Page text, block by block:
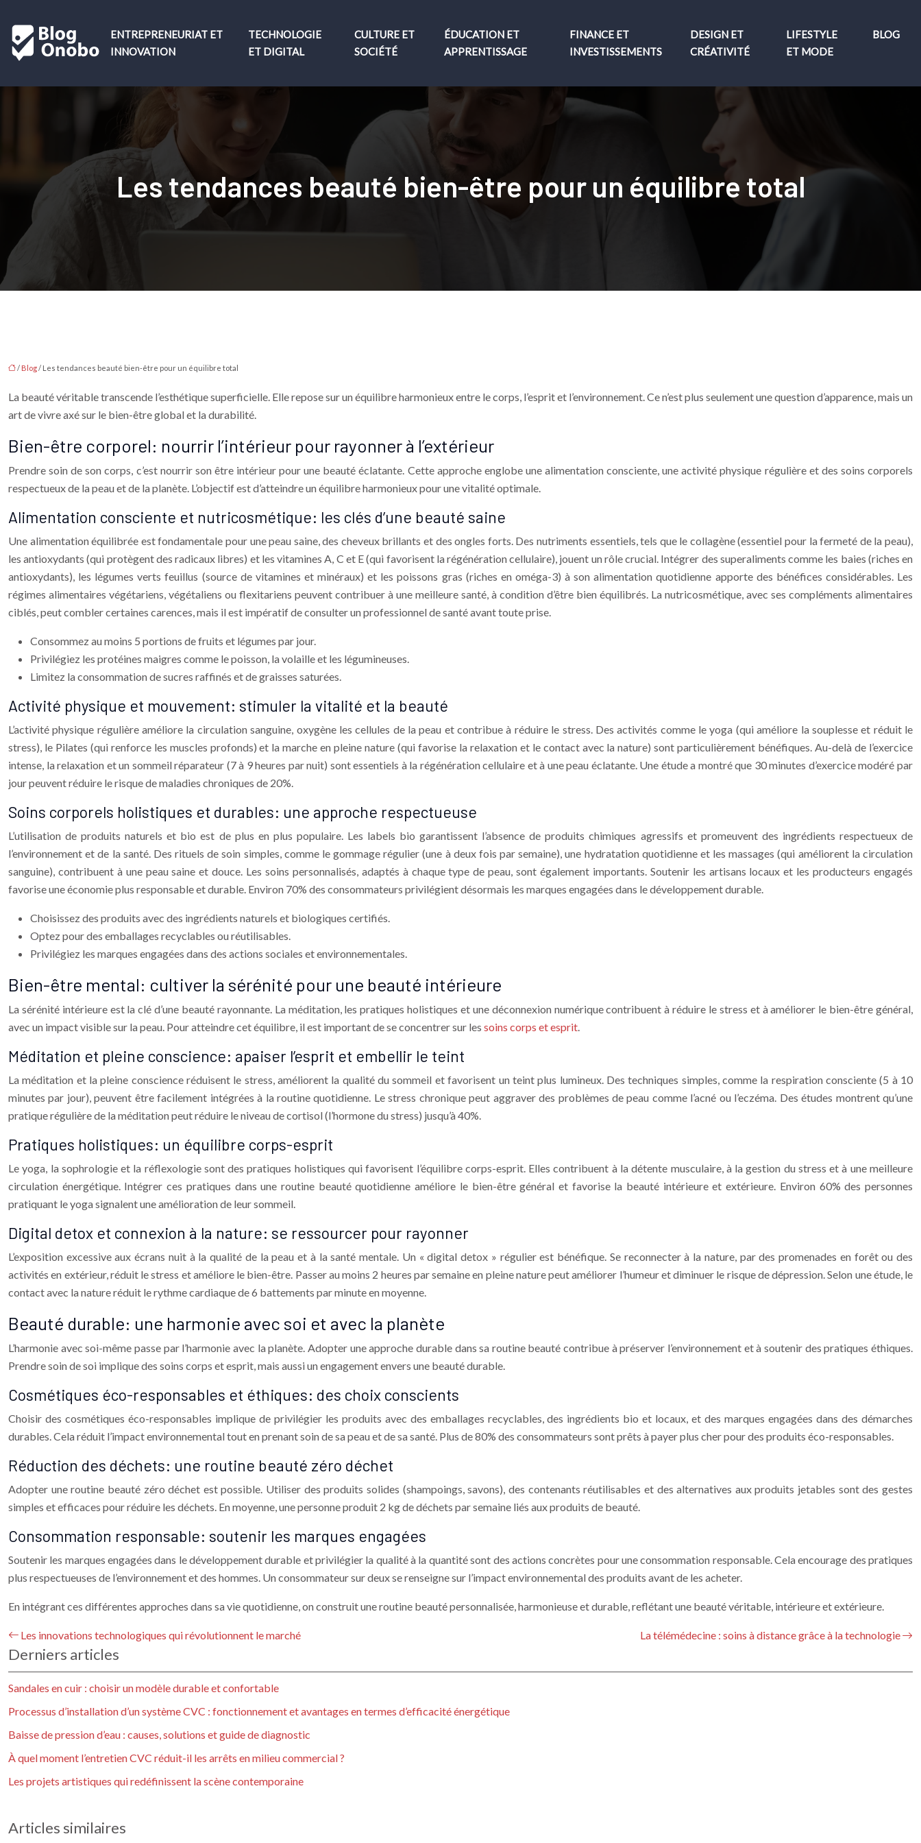
ENTREPRENEURIAT ET
INNOVATION
TECHNOLOGIE
ET DIGITAL
CULTURE ET
SOCIÉTÉ
ÉDUCATION ET
APPRENTISSAGE
FINANCE ET
INVESTISSEMENTS
DESIGN ET
CRÉATIVITÉ
LIFESTYLE
ET MODE
BLOG
Les tendances beauté bien-être pour un équilibre total
/ Blog/ Les tendances beauté bien-être pour un équilibre total
La beauté véritable transcende l’esthétique superficielle. Elle repose sur un équilibre harmonieux entre le corps, l’esprit et l’environnement. Ce n’est plus seulement une question d’apparence, mais un
art de vivre axé sur le bien-être global et la durabilité.
Bien-être corporel: nourrir l’intérieur pour rayonner à l’extérieur
Prendre soin de son corps, c’est nourrir son être intérieur pour une beauté éclatante. Cette approche englobe une alimentation consciente, une activité physique régulière et des soins corporels
respectueux de la peau et de la planète. L’objectif est d’atteindre un équilibre harmonieux pour une vitalité optimale.
Alimentation consciente et nutricosmétique: les clés d’une beauté saine
Une alimentation équilibrée est fondamentale pour une peau saine, des cheveux brillants et des ongles forts. Des nutriments essentiels, tels que le collagène (essentiel pour la fermeté de la peau),
les antioxydants (qui protègent des radicaux libres) et les vitamines A, C et E (qui favorisent la régénération cellulaire), jouent un rôle crucial. Intégrer des superaliments comme les baies (riches en
antioxydants), les légumes verts feuillus (source de vitamines et minéraux) et les poissons gras (riches en oméga-3) à son alimentation quotidienne apporte des bénéfices considérables. Les
régimes alimentaires végétariens, végétaliens ou flexitariens peuvent contribuer à une meilleure santé, à condition d’être bien équilibrés. La nutricosmétique, avec ses compléments alimentaires
ciblés, peut combler certaines carences, mais il est impératif de consulter un professionnel de santé avant toute prise.
Consommez au moins 5 portions de fruits et légumes par jour.
Privilégiez les protéines maigres comme le poisson, la volaille et les légumineuses.
Limitez la consommation de sucres raffinés et de graisses saturées.
Activité physique et mouvement: stimuler la vitalité et la beauté
L’activité physique régulière améliore la circulation sanguine, oxygène les cellules de la peau et contribue à réduire le stress. Des activités comme le yoga (qui améliore la souplesse et réduit le
stress), le Pilates (qui renforce les muscles profonds) et la marche en pleine nature (qui favorise la relaxation et le contact avec la nature) sont particulièrement bénéfiques. Au-delà de l’exercice
intense, la relaxation et un sommeil réparateur (7 à 9 heures par nuit) sont essentiels à la régénération cellulaire et à une peau éclatante. Une étude a montré que 30 minutes d’exercice modéré par
jour peuvent réduire le risque de maladies chroniques de 20%.
Soins corporels holistiques et durables: une approche respectueuse
L’utilisation de produits naturels et bio est de plus en plus populaire. Les labels bio garantissent l’absence de produits chimiques agressifs et promeuvent des ingrédients respectueux de
l’environnement et de la santé. Des rituels de soin simples, comme le gommage régulier (une à deux fois par semaine), une hydratation quotidienne et les massages (qui améliorent la circulation
sanguine), contribuent à une peau saine et douce. Les soins personnalisés, adaptés à chaque type de peau, sont également importants. Soutenir les artisans locaux et les producteurs engagés
favorise une économie plus responsable et durable. Environ 70% des consommateurs privilégient désormais les marques engagées dans le développement durable.
Choisissez des produits avec des ingrédients naturels et biologiques certifiés.
Optez pour des emballages recyclables ou réutilisables.
Privilégiez les marques engagées dans des actions sociales et environnementales.
Bien-être mental: cultiver la sérénité pour une beauté intérieure
La sérénité intérieure est la clé d’une beauté rayonnante. La méditation, les pratiques holistiques et une déconnexion numérique contribuent à réduire le stress et à améliorer le bien-être général,
avec un impact visible sur la peau. Pour atteindre cet équilibre, il est important de se concentrer sur les soins corps et esprit.
Méditation et pleine conscience: apaiser l’esprit et embellir le teint
La méditation et la pleine conscience réduisent le stress, améliorent la qualité du sommeil et favorisent un teint plus lumineux. Des techniques simples, comme la respiration consciente (5 à 10
minutes par jour), peuvent être facilement intégrées à la routine quotidienne. Le stress chronique peut aggraver des problèmes de peau comme l’acné ou l’eczéma. Des études montrent qu’une
pratique régulière de la méditation peut réduire le niveau de cortisol (l’hormone du stress) jusqu’à 40%.
Pratiques holistiques: un équilibre corps-esprit
Le yoga, la sophrologie et la réflexologie sont des pratiques holistiques qui favorisent l’équilibre corps-esprit. Elles contribuent à la détente musculaire, à la gestion du stress et à une meilleure
circulation énergétique. Intégrer ces pratiques dans une routine beauté quotidienne améliore le bien-être général et favorise la beauté intérieure et extérieure. Environ 60% des personnes
pratiquant le yoga signalent une amélioration de leur sommeil.
Digital detox et connexion à la nature: se ressourcer pour rayonner
L’exposition excessive aux écrans nuit à la qualité de la peau et à la santé mentale. Un « digital detox » régulier est bénéfique. Se reconnecter à la nature, par des promenades en forêt ou des
activités en extérieur, réduit le stress et améliore le bien-être. Passer au moins 2 heures par semaine en pleine nature peut améliorer l’humeur et diminuer le risque de dépression. Selon une étude, le
contact avec la nature réduit le rythme cardiaque de 6 battements par minute en moyenne.
Beauté durable: une harmonie avec soi et avec la planète
L’harmonie avec soi-même passe par l’harmonie avec la planète. Adopter une approche durable dans sa routine beauté contribue à préserver l’environnement et à soutenir des pratiques éthiques.
Prendre soin de soi implique des soins corps et esprit, mais aussi un engagement envers une beauté durable.
Cosmétiques éco-responsables et éthiques: des choix conscients
Choisir des cosmétiques éco-responsables implique de privilégier les produits avec des emballages recyclables, des ingrédients bio et locaux, et des marques engagées dans des démarches
durables. Cela réduit l’impact environnemental tout en prenant soin de sa peau et de sa santé. Plus de 80% des consommateurs sont prêts à payer plus cher pour des produits éco-responsables.
Réduction des déchets: une routine beauté zéro déchet
Adopter une routine beauté zéro déchet est possible. Utiliser des produits solides (shampoings, savons), des contenants réutilisables et des alternatives aux produits jetables sont des gestes
simples et efficaces pour réduire les déchets. En moyenne, une personne produit 2 kg de déchets par semaine liés aux produits de beauté.
Consommation responsable: soutenir les marques engagées
Soutenir les marques engagées dans le développement durable et privilégier la qualité à la quantité sont des actions concrètes pour une consommation responsable. Cela encourage des pratiques
plus respectueuses de l’environnement et des hommes. Un consommateur sur deux se renseigne sur l’impact environnemental des produits avant de les acheter.
En intégrant ces différentes approches dans sa vie quotidienne, on construit une routine beauté personnalisée, harmonieuse et durable, reflétant une beauté véritable, intérieure et extérieure.
Les innovations technologiques qui révolutionnent le marché La télémédecine : soins à distance grâce à la technologie
Derniers articles
Sandales en cuir : choisir un modèle durable et confortable
Processus d’installation d’un système CVC : fonctionnement et avantages en termes d’efficacité énergétique
Baisse de pression d’eau : causes, solutions et guide de diagnostic
À quel moment l’entretien CVC réduit-il les arrêts en milieu commercial ?
Les projets artistiques qui redéfinissent la scène contemporaine
Articles similaires